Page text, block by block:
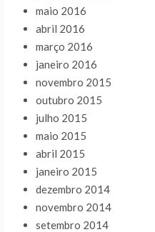
maio 2016
abril 2016
março 2016
janeiro 2016
novembro 2015
outubro 2015
julho 2015
maio 2015
abril 2015
janeiro 2015
dezembro 2014
novembro 2014
setembro 2014